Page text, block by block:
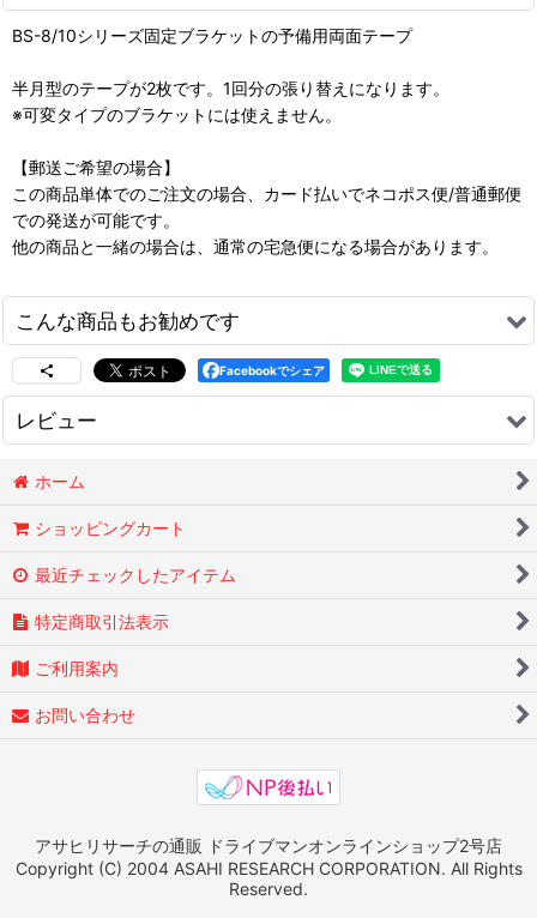
BS-8/10シリーズ固定ブラケットの予備用両面テープ
半月型のテープが2枚です。1回分の張り替えになります。
※可変タイプのブラケットには使えません。
【郵送ご希望の場合】
この商品単体でのご注文の場合、カード払いでネコポス便/普通郵便
での発送が可能です。
他の商品と一緒の場合は、通常の宅急便になる場合があります。
こんな商品もお勧めです
BSシリーズ用 Arai製SZ-G専用固定式ブラケット
白[PSBR-W]
た、全てのタイプのヘルメットに付く事を保証は
BSシリーズ用 SHOEI製J-Cruise専用固定式ブラ
ケット
BSシリーズ用の固定ブラケット 指定されたヘル
メットに固定するためのブラケットです。製品付
た、全てのタイプのヘルメットに付く事を保証は
しておりませ…
Facebookでシェア
レビュー
0 件のレビュー
ホーム
ショッピングカート
最近チェックしたアイテム
特定商取引法表示
ご利用案内
お問い合わせ
アサヒリサーチの通販 ドライブマンオンラインショップ2号店
Copyright (C) 2004 ASAHI RESEARCH CORPORATION. All Rights
Reserved.